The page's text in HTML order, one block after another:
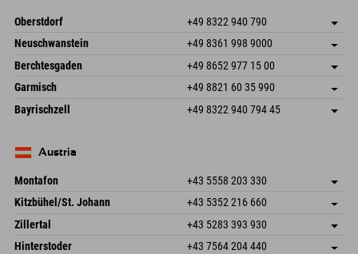
Oberstdorf +49 8322 940 790
An der Breitach 3
Germania
Salva indirizzo
Prenotazione
Neuschwanstein +49 8361 998 9000
An der Riese 45
87484 Nesselwang im Allgäu
Germania
Salva indirizzo
Informazioni sull'arrivo
Prenotazione
Berchtesgaden +49 8652 977 15 00
Hofreitstr. 7
Germania
Salva indirizzo
Prenotazione
Garmisch +49 8821 60 35 990
Frickenstraße 22
82490 Farchant
Salva indirizzo
Informazioni sull'arrivo
Bayrischzell +49 8322 940 794 45
Germania
Austria
Montafon +43 5558 203 330
Dorfstr. 127b
6793 Gaschurn/Montafon
Austria
Salva indirizzo
Prenotazione
Kitzbühel/St. Johann +43 5352 216 660
Speckbacherstraße 87
6380 St. Johann in Tirol
Austria
Salva indirizzo
Informazioni sull'arrivo
Prenotazione
Zillertal +43 5283 393 930
Schmiedau 2
Salva indirizzo
Hinterstoder +43 7564 204 440